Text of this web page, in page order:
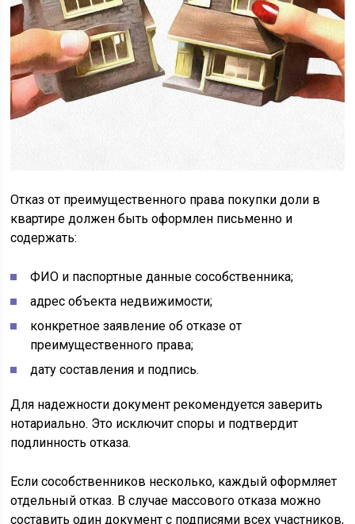
Отказ от преимущественного права покупки доли в
квартире должен быть оформлен письменно и
содержать:
ФИО и паспортные данные сособственника;
адрес объекта недвижимости;
конкретное заявление об отказе от
преимущественного права;
дату составления и подпись.
Для надежности документ рекомендуется заверить
нотариально. Это исключит споры и подтвердит
подлинность отказа.
Если сособственников несколько, каждый оформляет
отдельный отказ. В случае массового отказа можно
составить один документ с подписями всех участников,